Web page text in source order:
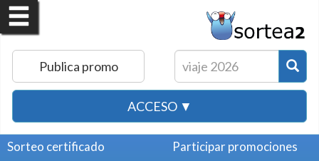
Publica promo
ACCESO ▼
Sorteo certificado
Participar promociones